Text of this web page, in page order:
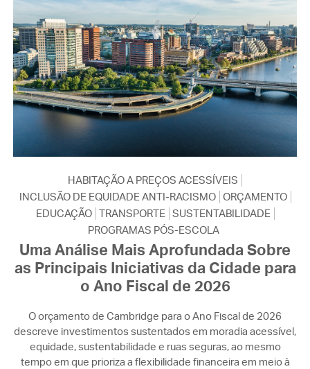
HABITAÇÃO A PREÇOS ACESSÍVEIS
INCLUSÃO DE EQUIDADE ANTI-RACISMO ORÇAMENTO
EDUCAÇÃO TRANSPORTE SUSTENTABILIDADE
PROGRAMAS PÓS-ESCOLA
Uma Análise Mais Aprofundada Sobre
as Principais Iniciativas da Cidade para
o Ano Fiscal de 2026
O orçamento de Cambridge para o Ano Fiscal de 2026
descreve investimentos sustentados em moradia acessível,
equidade, sustentabilidade e ruas seguras, ao mesmo
tempo em que prioriza a flexibilidade financeira em meio à